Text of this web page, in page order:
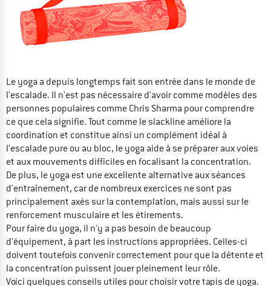
Le yoga a depuis longtemps fait son entrée dans le monde de
l'escalade. Il n'est pas nécessaire d'avoir comme modèles des
personnes populaires comme Chris Sharma pour comprendre
ce que cela signifie. Tout comme le slackline améliore la
coordination et constitue ainsi un complément idéal à
l'escalade pure ou au bloc, le yoga aide à se préparer aux voies
et aux mouvements difficiles en focalisant la concentration.
De plus, le yoga est une excellente alternative aux séances
d'entraînement, car de nombreux exercices ne sont pas
principalement axés sur la contemplation, mais aussi sur le
renforcement musculaire et les étirements.
Pour faire du yoga, il n'y a pas besoin de beaucoup
d'équipement, à part les instructions appropriées. Celles-ci
doivent toutefois convenir correctement pour que la détente et
la concentration puissent jouer pleinement leur rôle.
Voici quelques conseils utiles pour choisir votre tapis de yoga.